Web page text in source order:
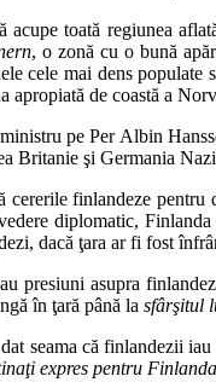
acupe toată regiunea
, o zonă cu o bună
cele mai dens
apropiată de coastă a
pe Per Albin
Britanie şi Germania
cererile finlandeze
diplomatic,
dacă ţara ar fi fost
presiuni asupra
în ţară până la sfârşitul
seama că finlandezii
expres pentru Finlanda